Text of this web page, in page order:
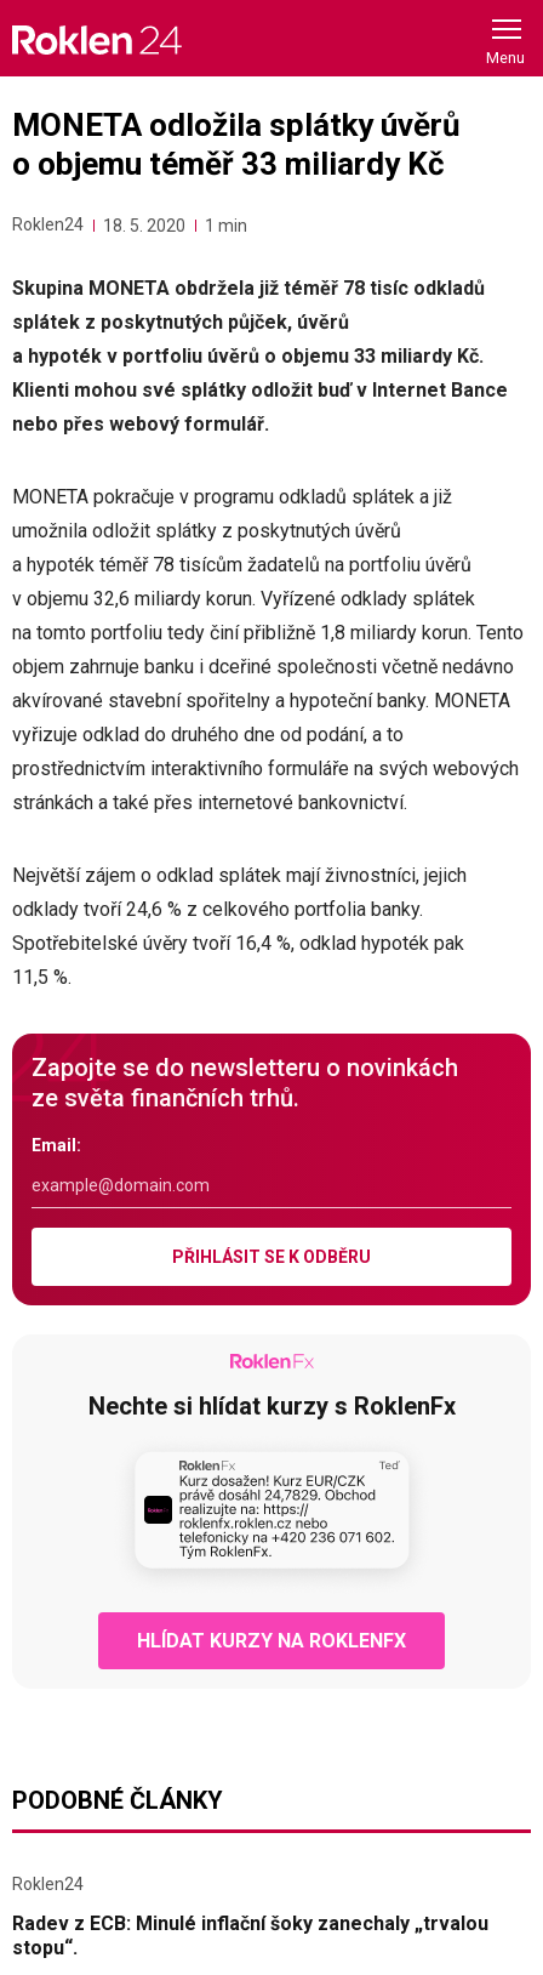
content
MONETA odložila splátky úvěrů
o objemu téměř 33 miliardy Kč
Roklen24 18. 5. 2020 1 min
Skupina MONETA obdržela již téměř 78 tisíc odkladů
splátek z poskytnutých půjček, úvěrů
a hypoték v portfoliu úvěrů o objemu 33 miliardy Kč.
Klienti mohou své splátky odložit buď v Internet Bance
nebo přes webový formulář.
MONETA pokračuje v programu odkladů splátek a již
umožnila odložit splátky z poskytnutých úvěrů
a hypoték téměř 78 tisícům žadatelů na portfoliu úvěrů
v objemu 32,6 miliardy korun. Vyřízené odklady splátek
na tomto portfoliu tedy činí přibližně 1,8 miliardy korun. Tento
objem zahrnuje banku i dceřiné společnosti včetně nedávno
akvírované stavební spořitelny a hypoteční banky. MONETA
vyřizuje odklad do druhého dne od podání, a to
prostřednictvím interaktivního formuláře na svých webových
stránkách a také přes internetové bankovnictví.
Největší zájem o odklad splátek mají živnostníci, jejich
odklady tvoří 24,6 % z celkového portfolia banky.
Spotřebitelské úvěry tvoří 16,4 %, odklad hypoték pak
11,5 %.
Zapojte se do newsletteru o novinkách
ze světa finančních trhů.
Email:
PŘIHLÁSIT SE K ODBĚRU
Nechte si hlídat kurzy s RoklenFx
HLÍDAT KURZY NA ROKLENFX
PODOBNÉ ČLÁNKY
Roklen24
Radev z ECB: Minulé inflační šoky zanechaly „trvalou
stopu“.